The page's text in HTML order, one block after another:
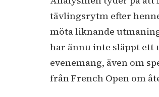
tävlingsrytm efter
möta liknande
har ännu inte släppt ett
evenemang, även om
från French Open om